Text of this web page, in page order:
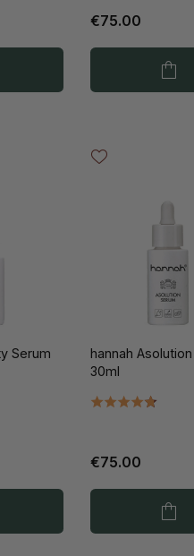
€75.00
Serum
hannah
30ml
€75.00